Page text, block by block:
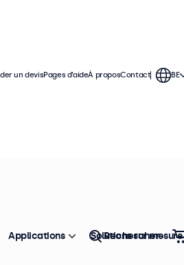
continue. Ces moniteurs RCA
leur permettant
Top
un devisPages d’aideÀ proposContact BE
Applications Solutions sur mesure
Rechercher